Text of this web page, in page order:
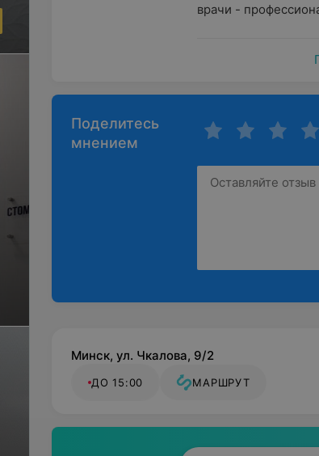
врачи -
Поделитесь
мнением
Минск, ул. Чкалова, 9/2
ДО 15:00 МАРШРУТ